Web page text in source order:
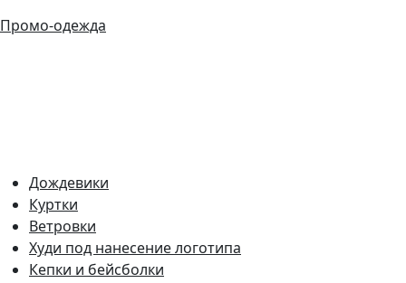
Промо-одежда
Дождевики
Куртки
Ветровки
Худи под нанесение логотипа
Кепки и бейсболки